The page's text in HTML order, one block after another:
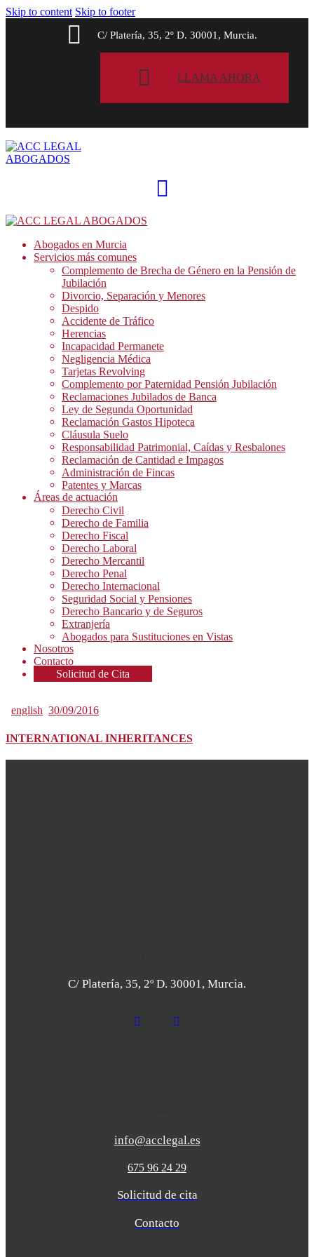
Skip to content Skip to footer
C/ Platería, 35, 2º D. 30001, Murcia.
LLAMA AHORA
Abogados en Murcia
Servicios más comunes
Complemento de Brecha de Género en la Pensión de
Jubilación
Divorcio, Separación y Menores
Despido
Accidente de Tráfico
Herencias
Incapacidad Permanete
Negligencia Médica
Tarjetas Revolving
Complemento por Paternidad Pensión Jubilación
Reclamaciones Jubilados de Banca
Ley de Segunda Oportunidad
Reclamación Gastos Hipoteca
Cláusula Suelo
Responsabilidad Patrimonial, Caídas y Resbalones
Reclamación de Cantidad e Impagos
Administración de Fincas
Patentes y Marcas
Áreas de actuación
Derecho Civil
Derecho de Familia
Derecho Fiscal
Derecho Laboral
Derecho Mercantil
Derecho Penal
Derecho Internacional
Seguridad Social y Pensiones
Derecho Bancario y de Seguros
Extranjería
Abogados para Sustituciones en Vistas
Nosotros
Contacto
Solicitud de Cita
english 30/09/2016
INTERNATIONAL INHERITANCES
C/ Platería, 35, 2º D. 30001, Murcia.
info@acclegal.es
675 96 24 29
Solicitud de cita
Contacto